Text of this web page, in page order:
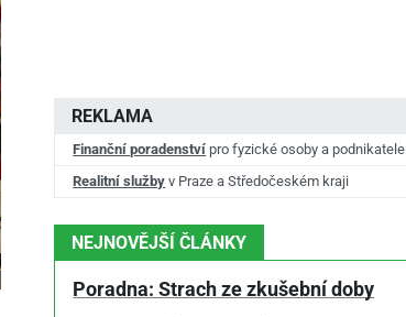
REKLAMA
Finanční poradenství pro fyzické osoby a podnikatele
Realitní služby v Praze a Středočeském kraji
NEJNOVĚJŠÍ ČLÁNKY
Poradna: Strach ze zkušební doby